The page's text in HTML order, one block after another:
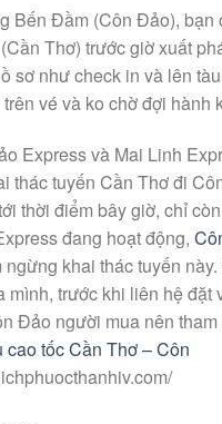
Bến Đầm (Côn Đảo), bạn
Thơ) trước giờxuất
sơ như check in và lên
vé và ko chờ đợi hành
Express và Mai Linh
thác tuyến Cần Thơ đi
thời điểm bây giờ, chỉcòn
đang hoạt động,
ngừng khai thác tuyến
mình, trước khi liên hệđặt
Đảo người mua nên
cao tốc Cần Thơ – Côn